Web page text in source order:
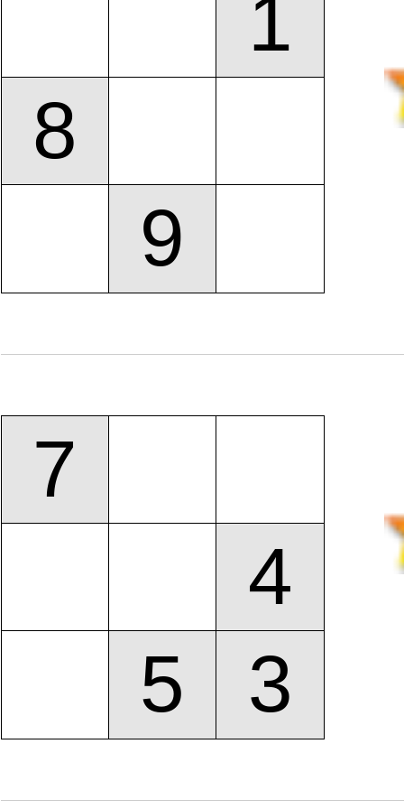
1
8
9
7
4
5
3